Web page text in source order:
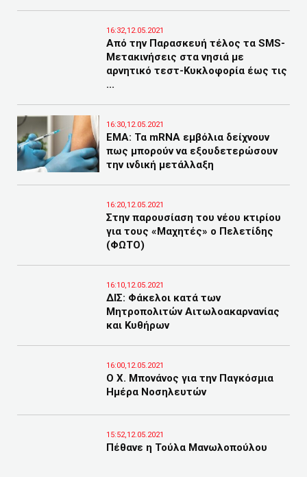
16:32,12.05.2021
Από την Παρασκευή τέλος τα SMS-
Μετακινήσεις στα νησιά με
αρνητικό τεστ-Κυκλοφορία έως τις
...
16:30,12.05.2021
ΕΜΑ: Τα mRNA εμβόλια δείχνουν
πως μπορούν να εξουδετερώσουν
την ινδική μετάλλαξη
16:20,12.05.2021
Στην παρουσίαση του νέου κτιρίου
για τους «Μαχητές» ο Πελετίδης
(ΦΩΤΟ)
16:10,12.05.2021
ΔΙΣ: Φάκελοι κατά των
Μητροπολιτών Αιτωλοακαρνανίας
και Κυθήρων
16:00,12.05.2021
Ο Χ. Μπονάνος για την Παγκόσμια
Ημέρα Νοσηλευτών
15:52,12.05.2021
Πέθανε η Τούλα Μανωλοπούλου